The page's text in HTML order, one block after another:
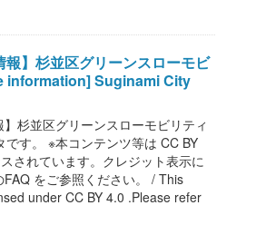
報】杉並区グリーンスローモビ
information] Suginami City
】杉並区グリーンスローモビリティ
です。 ※本コンテンツ等は CC BY
されています。クレジット表示に
をご参照ください。 / This
under CC BY 4.0 .Please refer